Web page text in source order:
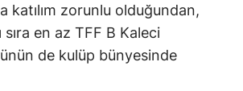
katılım zorunlu olduğundan,
en az TFF B Kaleci
de kulüp bünyesinde